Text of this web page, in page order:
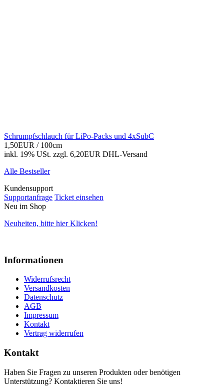
Schrumpfschlauch für LiPo-Packs und 4xSubC
1,50EUR / 100cm
inkl. 19% USt. zzgl. 6,20EUR DHL-Versand
Alle Bestseller
Kundensupport
Supportanfrage Ticket einsehen
Neu im Shop
Neuheiten, bitte hier Klicken!
Informationen
Widerrufsrecht
Versandkosten
Datenschutz
AGB
Impressum
Kontakt
Vertrag widerrufen
Kontakt
Haben Sie Fragen zu unseren Produkten oder benötigen
Unterstützung? Kontaktieren Sie uns!